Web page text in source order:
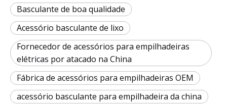
Basculante de boa qualidade
Acessório basculante de lixo
Fornecedor de acessórios para empilhadeiras
elétricas por atacado na China
Fábrica de acessórios para empilhadeiras OEM
acessório basculante para empilhadeira da china